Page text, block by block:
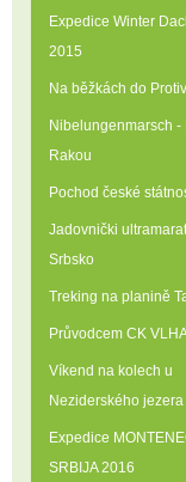
Expedice Winter
2015
Na běžkách do
Nibelungenmarsch -
Rakou
Pochod české
Jadovnički
Srbsko
Treking na planině
Průvodcem CK
Víkend na kolech u
Neziderského jezera
Expedice
SRBIJA 2016